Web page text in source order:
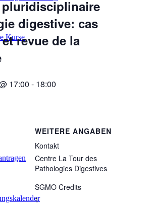
Kurse
digestive: cas
revue de la
17:00 - 18:00
WEITERE ANGABEN
Kontakt
Centre La Tour des
Pathologies Digestives
SGMO Credits
1